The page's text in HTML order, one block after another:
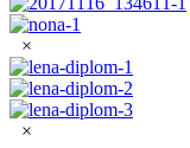
×
×